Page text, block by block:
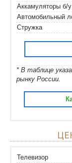
Аккамуляторы б/у
Автомобильный
Стружка
* В таблице
рынку России.
Телевизор